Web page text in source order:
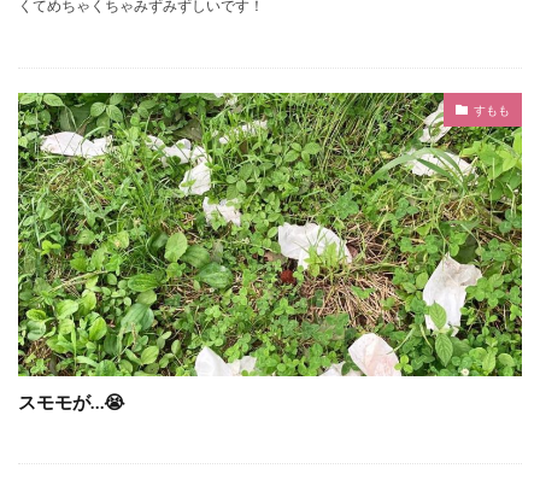
くてめちゃくちゃみずみずしいです！
すもも
スモモが…😭